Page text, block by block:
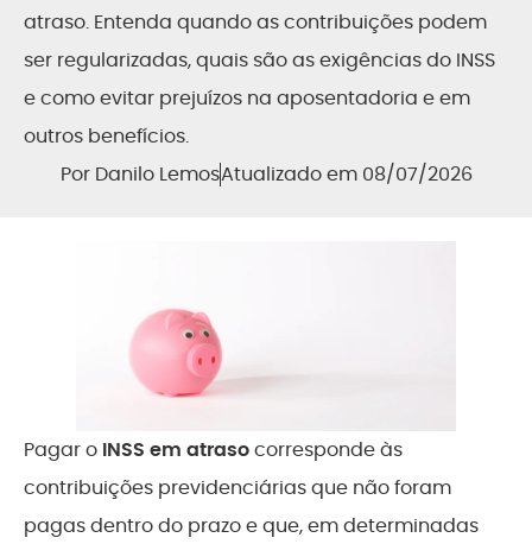
atraso. Entenda quando as contribuições podem
ser regularizadas, quais são as exigências do INSS
e como evitar prejuízos na aposentadoria e em
outros benefícios.
PorDanilo LemosAtualizado em 08/07/2026
Pagar o INSS em atrasocorresponde às
contribuições previdenciárias que não foram
pagas dentro do prazo e que, em determinadas